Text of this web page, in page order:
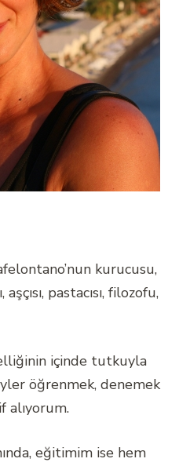
kurucusu,
aşçısı, pastacısı, filozofu,
içinde tutkuyla
öğrenmek, denemek
alıyorum.
eğitimim ise hem